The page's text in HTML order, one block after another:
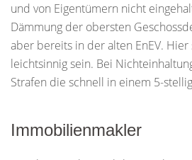
und von Eigentümern nicht
Dämmung der obersten
aber bereits in der alten EnEV.
leichtsinnig sein. Bei
Strafen die schnell in einem 5-
Immobilienmakler